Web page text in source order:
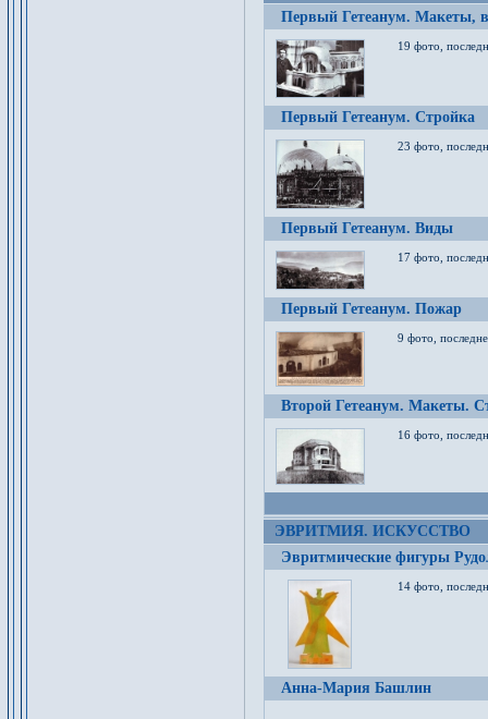
Первый Гетеанум. Макеты,
19 фото,
Первый Гетеанум. Стройка
23 фото,
Первый Гетеанум. Виды
17 фото,
Первый Гетеанум. Пожар
9 фото,
Второй Гетеанум. Макеты.
16 фото,
ЭВРИТМИЯ. ИСКУССТВО
Эвритмические фигуры
14 фото,
Анна-Мария Башлин